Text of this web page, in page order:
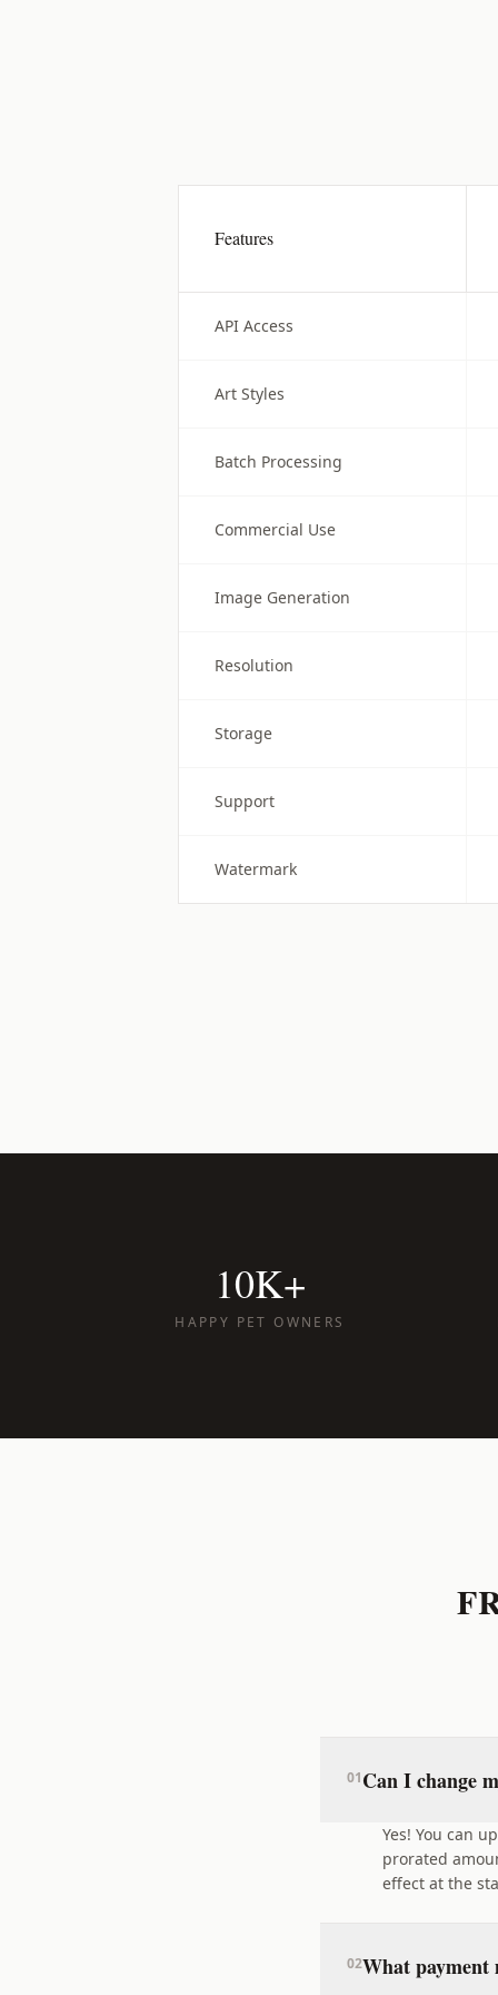
Features
API Access
Art Styles
Batch Processing
Commercial Use
Image Generation
Resolution
Storage
Support
Watermark
10K+
HAPPY PET OWNERS
01Can I change
Yes! You can
prorated
effect at the
02What payment